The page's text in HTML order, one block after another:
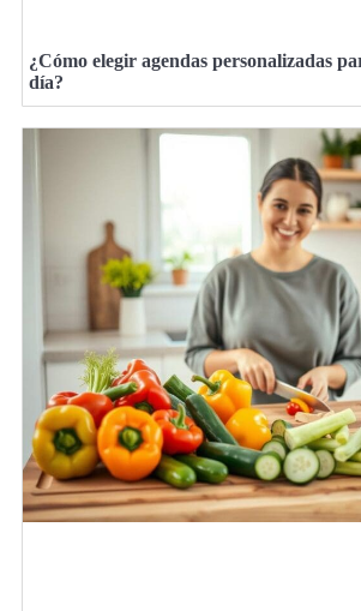
¿Cómo elegir agendas personalizadas
día?